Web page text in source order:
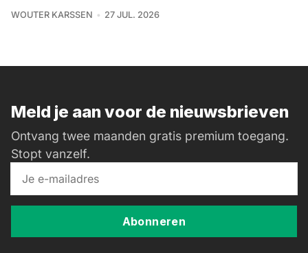
WOUTER KARSSEN 27 JUL. 2026
Meld je aan voor de nieuwsbrieven
Ontvang twee maanden gratis premium toegang.
Stopt vanzelf.
Abonneren